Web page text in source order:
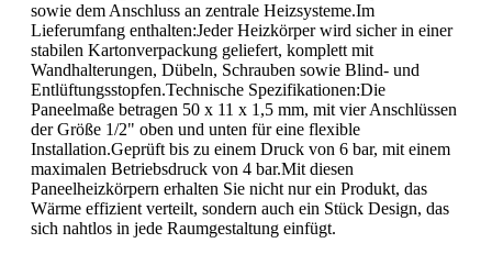
sowie dem Anschluss an zentrale Heizsysteme.Im
Lieferumfang enthalten:Jeder Heizkörper wird sicher in einer
stabilen Kartonverpackung geliefert, komplett mit
Wandhalterungen, Dübeln, Schrauben sowie Blind- und
Entlüftungsstopfen.Technische Spezifikationen:Die
Paneelmaße betragen 50 x 11 x 1,5 mm, mit vier Anschlüssen
der Größe 1/2" oben und unten für eine flexible
Installation.Geprüft bis zu einem Druck von 6 bar, mit einem
maximalen Betriebsdruck von 4 bar.Mit diesen
Paneelheizkörpern erhalten Sie nicht nur ein Produkt, das
Wärme effizient verteilt, sondern auch ein Stück Design, das
sich nahtlos in jede Raumgestaltung einfügt.